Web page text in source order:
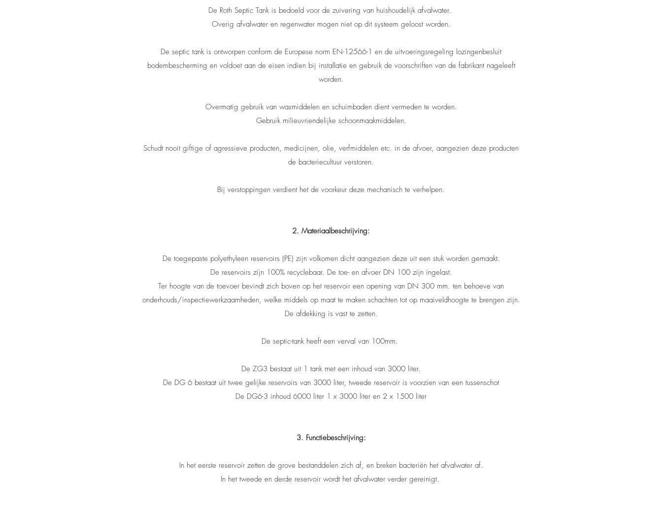
De Roth Septic Tank is bedoeld voor de zuivering van huishoudelijk afvalwater.
Overig afvalwater en regenwater mogen niet op dit systeem geloost worden.
De septic tank is ontworpen conform de Europese norm EN-12566-1 en de uitvoeringsregeling lozingenbesluit
bodembescherming en voldoet aan de eisen indien bij installatie en gebruik de voorschriften van de fabrikant nageleeft
worden.
Overmatig gebruik van wasmiddelen en schuimbaden dient vermeden te worden.
Gebruik milieuvriendelijke schoonmaakmiddelen.
Schudt nooit giftige of agressieve producten, medicijnen, olie, verfmiddelen etc. in de afvoer, aangezien deze producten
de bacteriecultuur verstoren.
Bij verstoppingen verdient het de voorkeur deze mechanisch te verhelpen.
2. Materiaalbeschrijving:
De toegepaste polyethyleen reservoirs (PE) zijn volkomen dicht aangezien deze uit een stuk worden gemaakt.
De reservoirs zijn 100% recyclebaar. De toe- en afvoer DN 100 zijn ingelast.
Ter hoogte van de toevoer bevindt zich boven op het reservoir een opening van DN 300 mm. ten behoeve van
onderhouds/inspectiewerkzaamheden, welke middels op maat te maken schachten tot op maaiveldhoogte te brengen zijn.
De afdekking is vast te zetten.
De septic-tank heeft een verval van 100mm.
De ZG3 bestaat uit 1 tank met een inhoud van 3000 liter.
De DG 6 bestaat uit twee gelijke reservoirs van 3000 liter, tweede reservoir is voorzien van een tussenschot
De DG6-3 inhoud 6000 liter 1 x 3000 liter en 2 x 1500 liter
3. Functiebeschrijving:
In het eerste reservoir zetten de grove bestanddelen zich af, en breken bacteriën het afvalwater af.
In het tweede en derde reservoir wordt het afvalwater verder gereinigt.